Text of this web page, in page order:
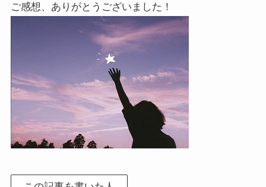
ご感想、ありがとうございました！